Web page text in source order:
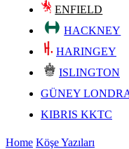
ENFIELD
HACKNEY
HARINGEY
ISLINGTON
GÜNEY
KIBRIS KKTC
Home Köşe Yazıları